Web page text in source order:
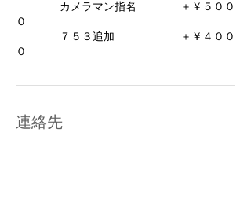
カメラマン指名 ＋￥５００
０
７５３追加 ＋￥４００
０
連絡先